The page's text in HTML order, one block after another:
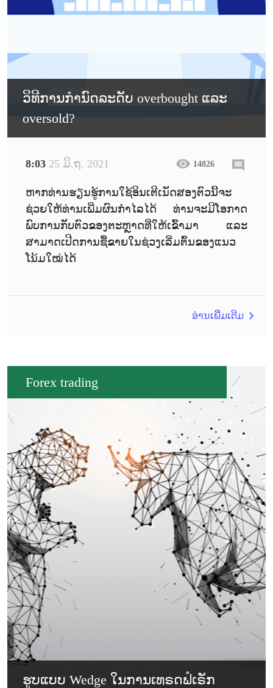
ວິທີການກໍານົດລະດັບ overbought ແລະ
oversold?
8:03 25 ມິ.ຖ. 2021 14826
ຫາກທ່ານຮຽນຮູ້ການໃຊ້ອິນເຕີເນັດສອງຕົວນີ້ຈະ
ຊ່ວຍໃຫ້ທ່ານເພີ່ມຜົນກຳໄລໄດ້ ທ່ານຈະມີໂອກາດ
ພົບການກັບຕົວຂອງຕະຫຼາດທີ່ໃຫ້ເຂົ້າມາ ແລະ
ສາມາດເປີດການຊື້ຂາຍໃນຊ່ວງເລີ່ມຕົ້ນຂອງແນວ
ໂນ້ມໃໝ່ໄດ້
ອ່ານເພີ່ມເຕີມ
Forex trading
ຮູບແບບ Wedge ໃນການເທຣດຟໍເຣັກ